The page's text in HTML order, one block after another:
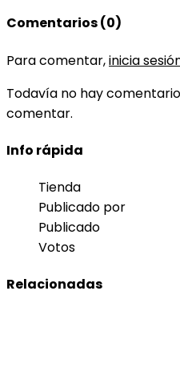
Comentarios (0)
Para comentar,inicia
Todavía no hay
comentar.
Info rápida
Tienda
Publicado por
Publicado
Votos
Relacionadas